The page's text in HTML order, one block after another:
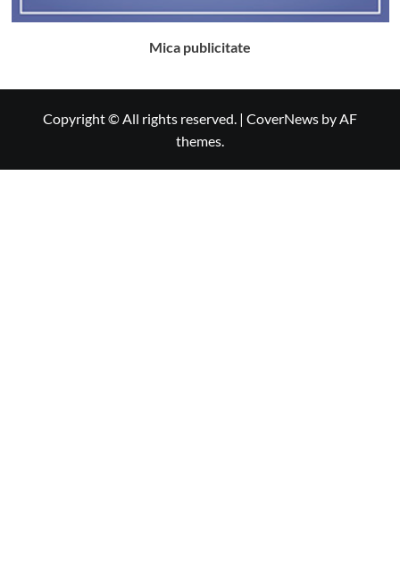
Mica publicitate
Copyright © All rights reserved. | CoverNews by AF
themes.